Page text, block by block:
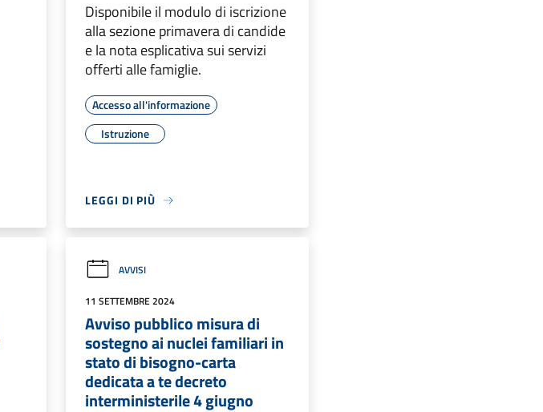
Disponibile il modulo di iscrizione
alla sezione primavera di candide
e la nota esplicativa sui servizi
offerti alle famiglie.
Accesso all'informazione
Istruzione
LEGGI DI PIÙ
AVVISI
11 SETTEMBRE 2024
Avviso pubblico misura di
sostegno ai nuclei familiari in
stato di bisogno-carta
dedicata a te decreto
interministerile 4 giugno